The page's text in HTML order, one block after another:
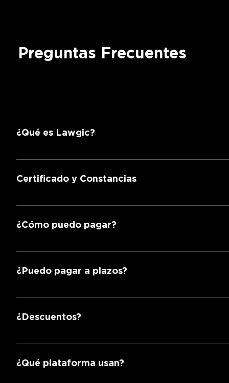
Preguntas Frecuentes
¿Qué es Lawgic?
Es una escuela de derecho que ofrece educación
Certificado y Constancias
Obtienes una constancia de participación.
¿Cómo puedo pagar?
Tarjeta de crédito o débito, transferencia, PayPal,
¿Puedo pagar a plazos?
Sí. Solicita a tu asesor el plan de pagos.
¿Descuentos?
¡Sí! Estudiantes de licenciatura y adultos mayores
¿Qué plataforma usan?